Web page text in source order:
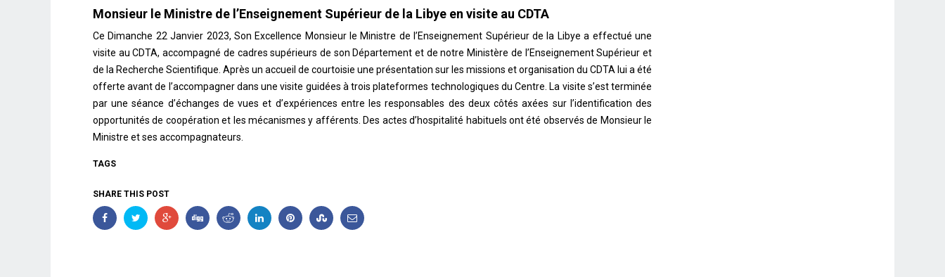
Monsieur le Ministre de l’Enseignement Supérieur de la Libye en visite au CDTA
Ce Dimanche 22 Janvier 2023, Son Excellence Monsieur le Ministre de l’Enseignement Supérieur de la Libye a effectué une
visite au CDTA, accompagné de cadres supérieurs de son Département et de notre Ministère de l’Enseignement Supérieur et
de la Recherche Scientifique. Après un accueil de courtoisie une présentation sur les missions et organisation du CDTA lui a été
offerte avant de l’accompagner dans une visite guidées à trois plateformes technologiques du Centre. La visite s’est terminée
par une séance d’échanges de vues et d’expériences entre les responsables des deux côtés axées sur l’identification des
opportunités de coopération et les mécanismes y afférents. Des actes d’hospitalité habituels ont été observés de Monsieur le
Ministre et ses accompagnateurs.
TAGS
SHARE THIS POST